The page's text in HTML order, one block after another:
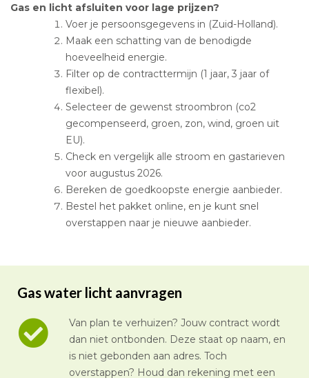
Gas en licht afsluiten voor lage prijzen?
Voer je persoonsgegevens in (Zuid-Holland).
Maak een schatting van de benodigde
hoeveelheid energie.
Filter op de contracttermijn (1 jaar, 3 jaar of
flexibel).
Selecteer de gewenst stroombron (co2
gecompenseerd, groen, zon, wind, groen uit
EU).
Check en vergelijk alle stroom en gastarieven
voor augustus 2026.
Bereken de goedkoopste energie aanbieder.
Bestel het pakket online, en je kunt snel
overstappen naar je nieuwe aanbieder.
Gas water licht aanvragen
Van plan te verhuizen? Jouw contract wordt
dan niet ontbonden. Deze staat op naam, en
is niet gebonden aan adres. Toch
overstappen? Houd dan rekening met een